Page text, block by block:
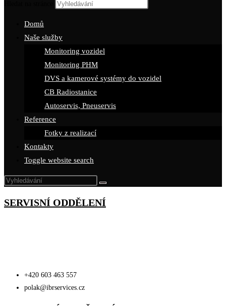
Domů
Naše služby
Monitoring vozidel
Monitoring PHM
DVS a kamerové systémy do vozidel
CB Radiostanice
Autoservis, Pneuservis
Reference
Fotky z realizací
Kontakty
Toggle website search
SERVISNÍ ODDĚLENÍ
+420 603 463 557
polak@ibrservices.cz